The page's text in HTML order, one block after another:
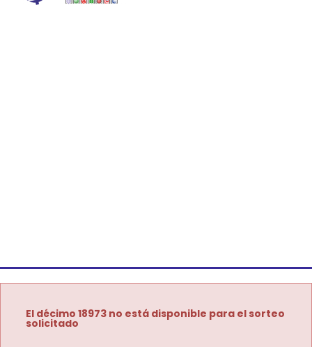
El décimo 18973 no está disponible para el sorteo
solicitado